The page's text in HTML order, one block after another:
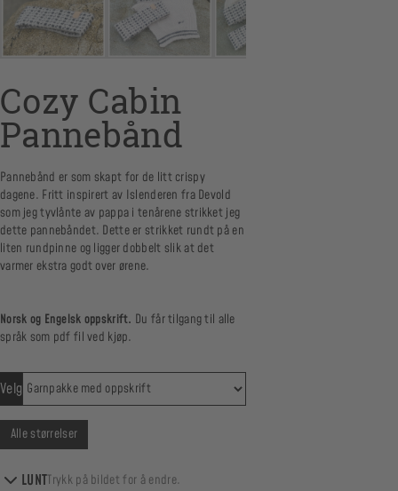
Cozy Cabin
Pannebånd
Pannebånd er som skapt for de litt crispy
dagene. Fritt inspirert av Islenderen fra Devold
som jeg tyvlånte av pappa i tenårene strikket jeg
dette pannebåndet. Dette er strikket rundt på en
liten rundpinne og ligger dobbelt slik at det
varmer ekstra godt over ørene.
Norsk og Engelsk oppskrift. Du får tilgang til alle
språk som pdf fil ved kjøp.
Velg
Alle størrelser
LUNTTrykk på bildet for å endre.